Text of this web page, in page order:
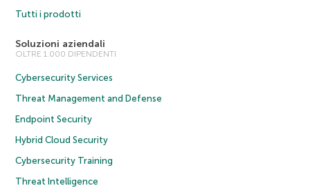
Tutti i prodotti
Soluzioni aziendali
OLTRE 1.000 DIPENDENTI
Cybersecurity Services
Threat Management and Defense
Endpoint Security
Hybrid Cloud Security
Cybersecurity Training
Threat Intelligence